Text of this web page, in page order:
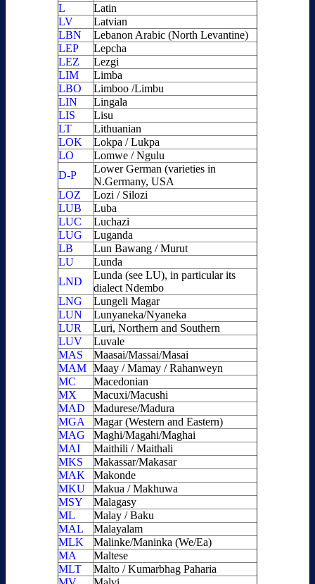
L
Latin
LV
Latvian
LBN
Lebanon Arabic (North Levantine)
LEP
Lepcha
LEZ
Lezgi
LIM
Limba
LBO
Limboo /Limbu
LIN
Lingala
LIS
Lisu
LT
Lithuanian
LOK
Lokpa / Lukpa
LO
Lomwe / Ngulu
D-P
Lower German (varieties in
N.Germany, USA
LOZ
Lozi / Silozi
LUB
Luba
LUC
Luchazi
LUG
Luganda
LB
Lun Bawang / Murut
LU
Lunda
LND
Lunda (see LU), in particular its
dialect Ndembo
LNG
Lungeli Magar
LUN
Lunyaneka/Nyaneka
LUR
Luri, Northern and Southern
LUV
Luvale
MAS
Maasai/Massai/Masai
MAM Maay / Mamay / Rahanweyn
MC
Macedonian
MX
Macuxi/Macushi
MAD
Madurese/Madura
MGA
Magar (Western and Eastern)
MAG
Maghi/Magahi/Maghai
MAI
Maithili / Maithali
MKS
Makassar/Makasar
MAK
Makonde
MKU
Makua / Makhuwa
MSY
Malagasy
ML
Malay / Baku
MAL
Malayalam
MLK
Malinke/Maninka (We/Ea)
MA
Maltese
MLT
Malto / Kumarbhag Paharia